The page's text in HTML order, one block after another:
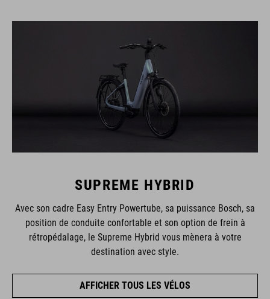
SUPREME HYBRID
Avec son cadre Easy Entry Powertube, sa puissance Bosch, sa
position de conduite confortable et son option de frein à
rétropédalage, le Supreme Hybrid vous mènera à votre
destination avec style.
AFFICHER TOUS LES VÉLOS